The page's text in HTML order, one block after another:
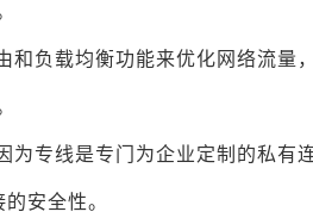
和负载均衡功能来优化网络流量
为专线是专门为企业定制的私有
安全性。